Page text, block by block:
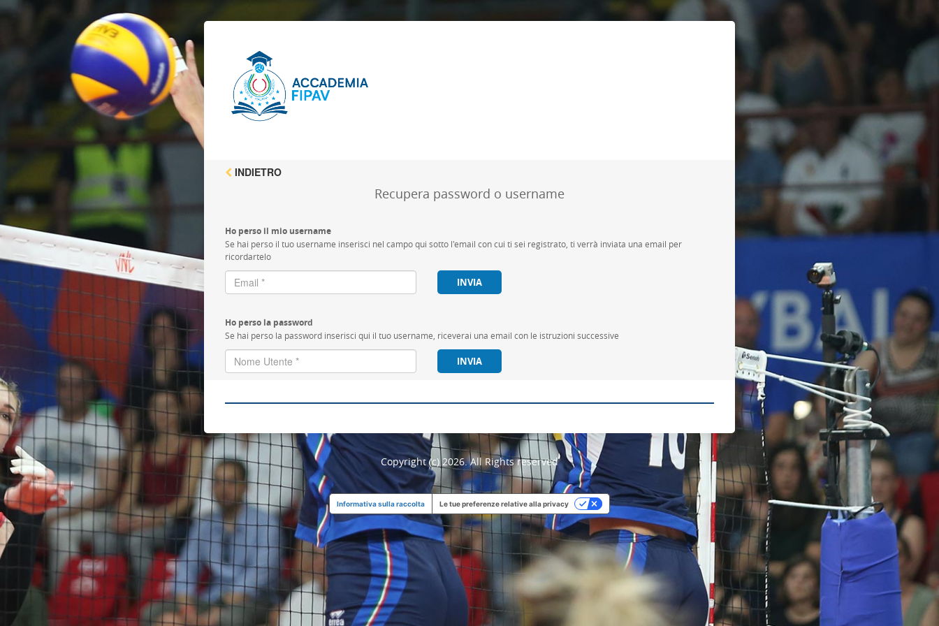
INDIETRO
Recupera password o username
Ho perso il mio username
Se hai perso il tuo username inserisci nel campo qui sotto l'email con cui ti sei registrato, ti verrà inviata una email per
ricordartelo
Ho perso la password
Se hai perso la password inserisci qui il tuo username, riceverai una email con le istruzioni successive
Copyright (c) 2026. All Rights reserved
Informativa sulla raccolta Le tue preferenze relative alla privacy